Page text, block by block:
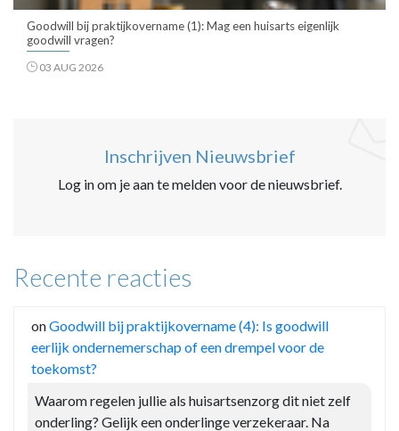
Goodwill bij praktijkovername (1): Mag een huisarts eigenlijk
goodwill vragen?
03 AUG 2026
Inschrijven Nieuwsbrief
Log in om je aan te melden voor de nieuwsbrief.
Recente reacties
onGoodwill bij praktijkovername (4): Is goodwill
eerlijk ondernemerschap of een drempel voor de
toekomst?
Waarom regelen jullie als huisartsenzorg dit niet zelf
onderling? Gelijk een onderlinge verzekeraar. Na